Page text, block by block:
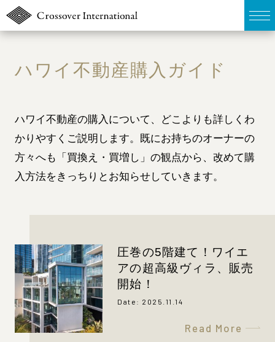
TOP
無料簡易査定
ウェブマガジン
03-6822-3235
ハワイ不動産購入ガイド
ハワイ不動産の購入について、どこよりも詳しくわ
かりやすくご説明します。既にお持ちのオーナーの
方々へも「買換え・買増し」の観点から、改めて購
入方法をきっちりとお知らせしていきます。
圧巻の5階建て！ワイエ
アの超高級ヴィラ、販売
開始！
Date: 2025.11.14
Read More